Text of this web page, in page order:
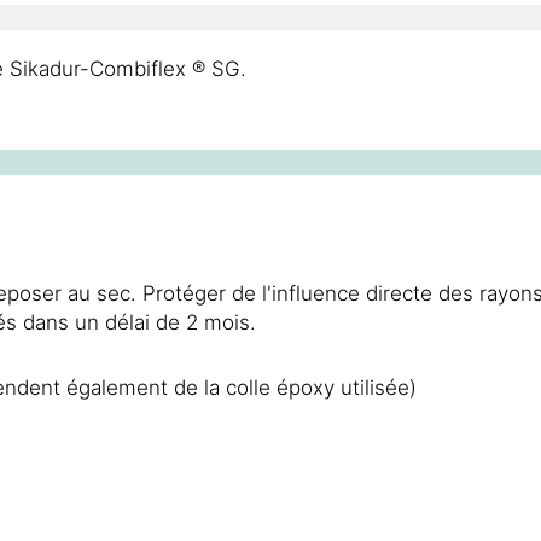
date de production
au sec. Protéger de l'influence directe des
dans un délai de 2 mois.
Combiflex ® SG.
également de la colle époxy utilisée)